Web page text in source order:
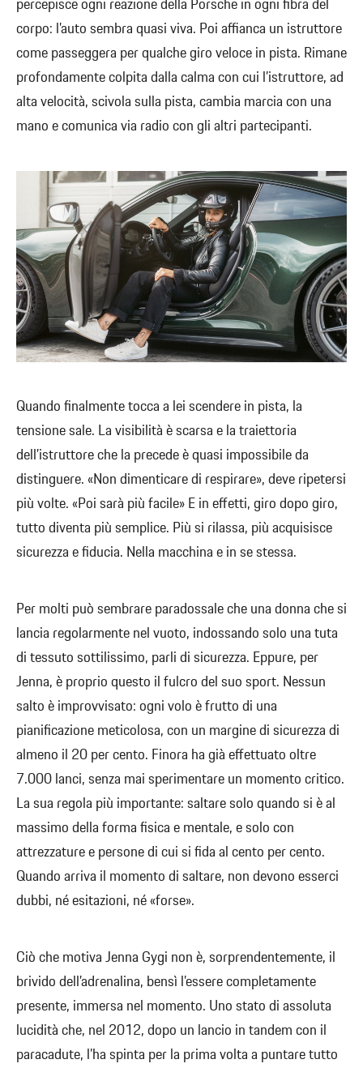
percepisce ogni reazione della Porsche in ogni fibra del
corpo: l’auto sembra quasi viva. Poi affianca un istruttore
come passeggera per qualche giro veloce in pista. Rimane
profondamente colpita dalla calma con cui l’istruttore, ad
alta velocità, scivola sulla pista, cambia marcia con una
mano e comunica via radio con gli altri partecipanti.
Quando finalmente tocca a lei scendere in pista, la
tensione sale. La visibilità è scarsa e la traiettoria
dell’istruttore che la precede è quasi impossibile da
distinguere. «Non dimenticare di respirare», deve ripetersi
più volte. «Poi sarà più facile» E in effetti, giro dopo giro,
tutto diventa più semplice. Più si rilassa, più acquisisce
sicurezza e fiducia. Nella macchina e in se stessa.
Per molti può sembrare paradossale che una donna che si
lancia regolarmente nel vuoto, indossando solo una tuta
di tessuto sottilissimo, parli di sicurezza. Eppure, per
Jenna, è proprio questo il fulcro del suo sport. Nessun
salto è improvvisato: ogni volo è frutto di una
pianificazione meticolosa, con un margine di sicurezza di
almeno il 20 per cento. Finora ha già effettuato oltre
7.000 lanci, senza mai sperimentare un momento critico.
La sua regola più importante: saltare solo quando si è al
massimo della forma fisica e mentale, e solo con
attrezzature e persone di cui si fida al cento per cento.
Quando arriva il momento di saltare, non devono esserci
dubbi, né esitazioni, né «forse».
Ciò che motiva Jenna Gygi non è, sorprendentemente, il
brivido dell’adrenalina, bensì l’essere completamente
presente, immersa nel momento. Uno stato di assoluta
lucidità che, nel 2012, dopo un lancio in tandem con il
paracadute, l’ha spinta per la prima volta a puntare tutto